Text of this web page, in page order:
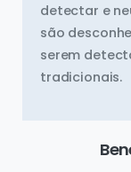
detectar e
são
serem
tradicionais.